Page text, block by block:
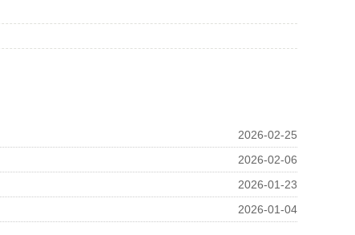
2026-02-25
2026-02-06
2026-01-23
2026-01-04